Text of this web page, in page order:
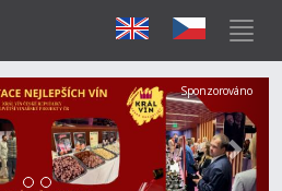
Další
Sponzorováno